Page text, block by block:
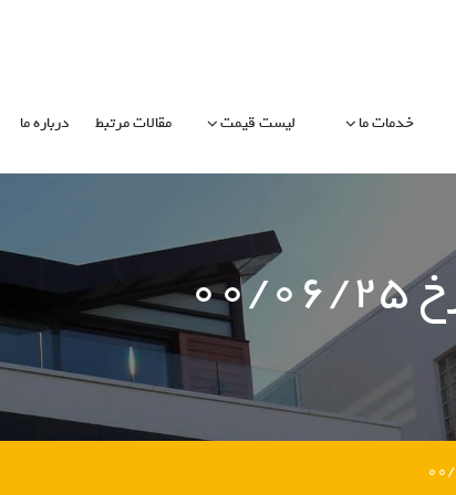
خدمات ما لیست قیمت مقالات مرتبط درباره ما